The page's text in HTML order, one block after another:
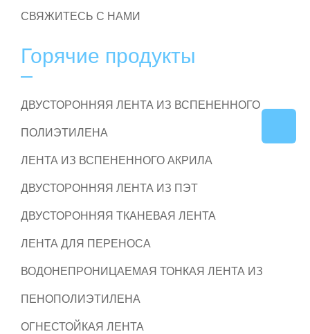
СВЯЖИТЕСЬ С НАМИ
Горячие продукты
ДВУСТОРОННЯЯ ЛЕНТА ИЗ ВСПЕНЕННОГО
ПОЛИЭТИЛЕНА
ЛЕНТА ИЗ ВСПЕНЕННОГО АКРИЛА
ДВУСТОРОННЯЯ ЛЕНТА ИЗ ПЭТ
ДВУСТОРОННЯЯ ТКАНЕВАЯ ЛЕНТА
ЛЕНТА ДЛЯ ПЕРЕНОСА
ВОДОНЕПРОНИЦАЕМАЯ ТОНКАЯ ЛЕНТА ИЗ
ПЕНОПОЛИЭТИЛЕНА
ОГНЕСТОЙКАЯ ЛЕНТА